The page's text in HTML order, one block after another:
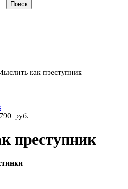
Поиск
как преступник
руб.
преступник